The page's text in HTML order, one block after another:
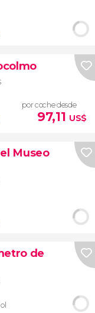
por coche desde
97,11 US$
Museo
de